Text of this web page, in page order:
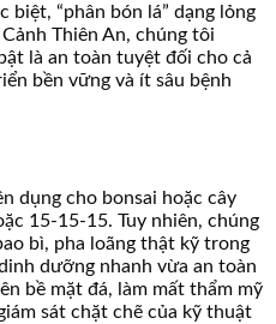
“phân bón lá” dạng lỏng
Thiên An, chúng tôi
là an toàn tuyệt đối cho cả
bền vững và ít sâu bệnh
dụng cho bonsai hoặc cây
15-15-15. Tuy nhiên, chúng
bì, pha loãng thật kỹ trong
dưỡng nhanh vừa an toàn
bề mặt đá, làm mất thẩm mỹ
sát chặt chẽ của kỹ thuật